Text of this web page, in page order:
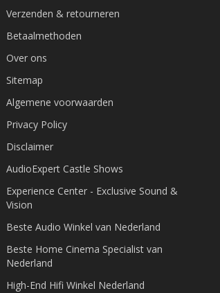
Verzenden & retourneren
Betaalmethoden
Over ons
Sitemap
Algemene voorwaarden
Privacy Policy
Disclaimer
AudioExpert Castle Shows
Experience Center - Exclusive Sound &
Vision
Beste Audio Winkel van Nederland
Beste Home Cinema Specialist van
Nederland
High-End Hifi Winkel Nederland